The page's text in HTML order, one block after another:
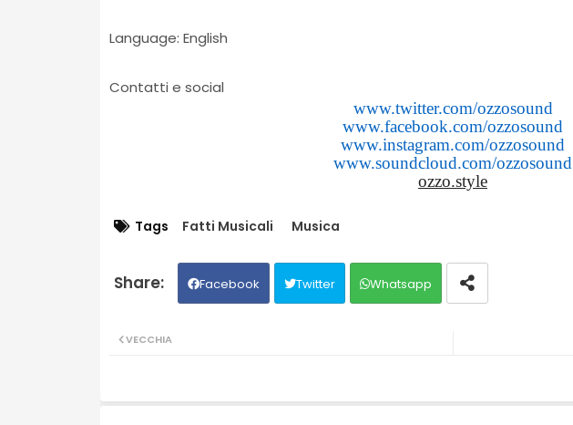
Language: English
Contatti e social
www.twitter.com/ozzosound
www.facebook.com/ozzosound
www.instagram.com/ozzosound
www.soundcloud.com/ozzosound
ozzo.style
Tags Fatti Musicali Musica
Facebook Twitter Whatsapp
VECCHIA